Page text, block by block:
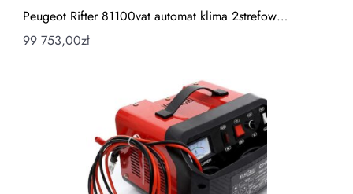
Peugeot Rifter 81100vat automat klima 2strefow…
99 753,00zł